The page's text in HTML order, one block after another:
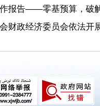
报告——零基预算，破
财政经济委员会依法开